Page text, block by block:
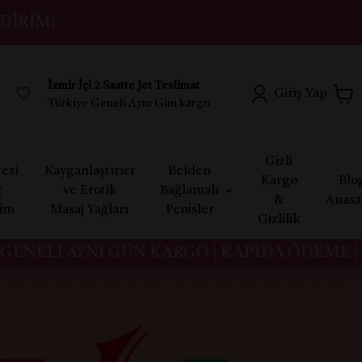
İzmir İçi 2 Saatte Jet Teslimat
Türkiye Geneli Aynı Gün kargo
Kayganlaştırıcı
ve Erotik
Masaj Yağları
Belden
Bağlamalı
Penisler
Gizli
Kargo
&
Gizlilik